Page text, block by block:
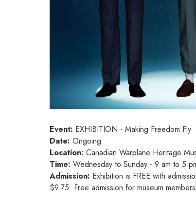
Event: EXHIBITION - Making Freedom Fly
Date: Ongoing
Location: Canadian Warplane Heritage
Time: Wednesday to Sunday - 9 am to 5
Admission: Exhibition is FREE with
$9.75. Free admission for museum